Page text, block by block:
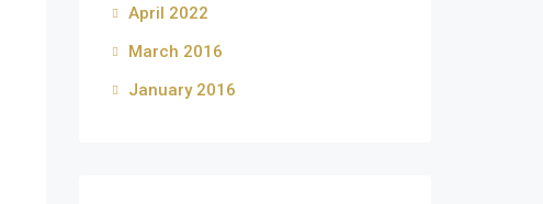
April 2022
March 2016
January 2016